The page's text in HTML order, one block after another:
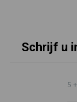
Schrijf u
5